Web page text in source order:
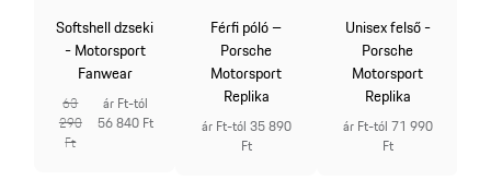
Softshell dzseki
- Motorsport
Fanwear
63
290
Ft
ár Ft-tól
56 840 Ft
Férfi póló –
Porsche
Motorsport
Replika
ár Ft-tól 35 890
Ft
Unisex felső -
Porsche
Motorsport
Replika
ár Ft-tól 71 990
Ft